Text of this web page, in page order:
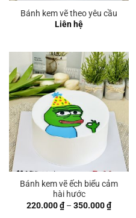
Bánh kem vẽ theo yêu cầu
Liên hệ
Bánh kem vẽ ếch biểu cảm
hài hước
220.000₫ – 350.000₫Khoảng
giá: